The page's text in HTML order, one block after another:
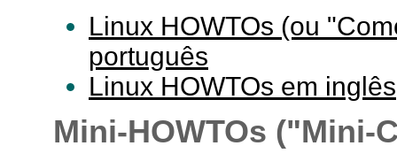
Linux HOWTOs (ou
português
Linux HOWTOs em inglês
Mini-HOWTOs ("Mini-